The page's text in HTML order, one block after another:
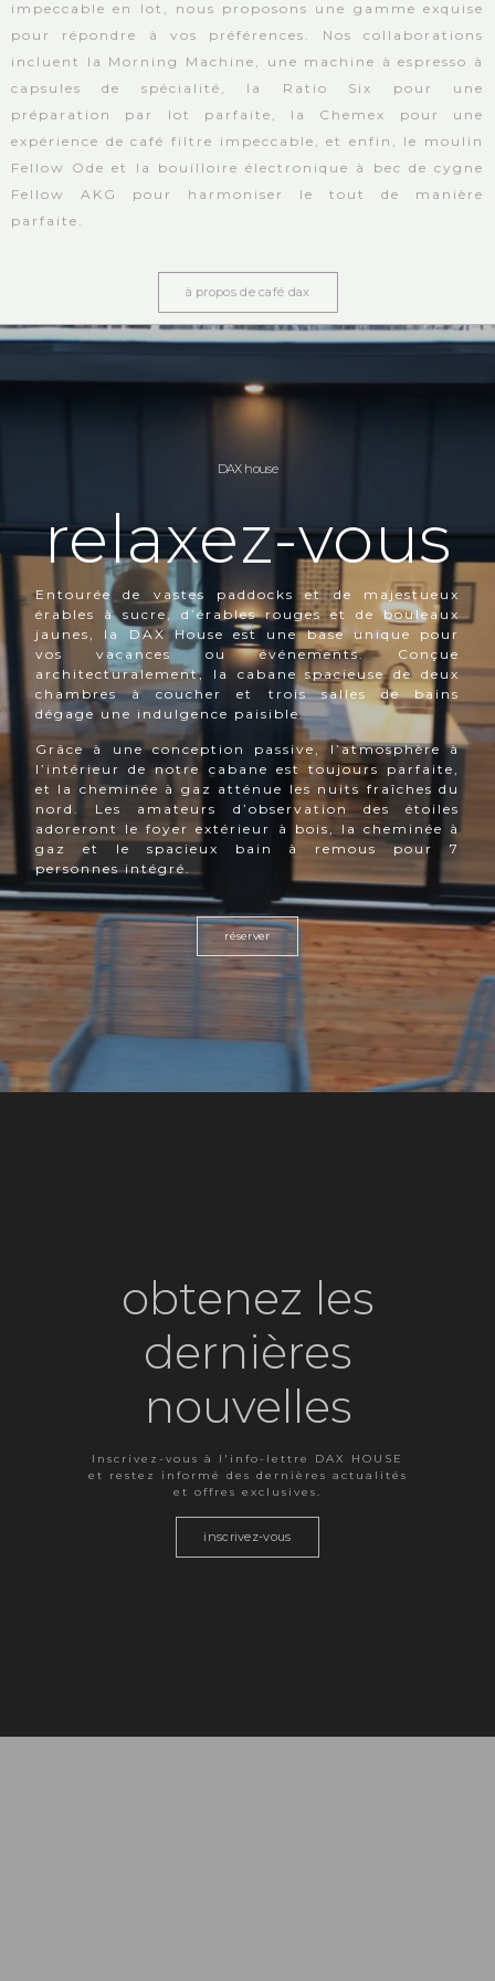
impeccable en lot, nous proposons une gamme exquise
pour répondre à vos préférences. Nos collaborations
incluent la Morning Machine, une machine à espresso à
capsules de spécialité, la Ratio Six pour une
préparation par lot parfaite, la Chemex pour une
expérience de café filtre impeccable, et enfin, le moulin
Fellow Ode et la bouilloire électronique à bec de cygne
Fellow AKG pour harmoniser le tout de manière
parfaite.
à propos de café dax
DAX house
relaxez-vous
Entourée de vastes paddocks et de majestueux
érables à sucre, d’érables rouges et de bouleaux
jaunes, la DAX House est une base unique pour
vos vacances ou événements. Conçue
architecturalement, la cabane spacieuse de deux
chambres à coucher et trois salles de bains
dégage une indulgence paisible.
Grâce à une conception passive, l’atmosphère à
l’intérieur de notre cabane est toujours parfaite,
et la cheminée à gaz atténue les nuits fraîches du
nord. Les amateurs d’observation des étoiles
adoreront le foyer extérieur à bois, la cheminée à
gaz et le spacieux bain à remous pour 7
personnes intégré.
réserver
obtenez les
dernières
nouvelles
Inscrivez-vous à l'info-lettre DAX HOUSE
et restez informé des dernières actualités
et offres exclusives.
inscrivez-vous